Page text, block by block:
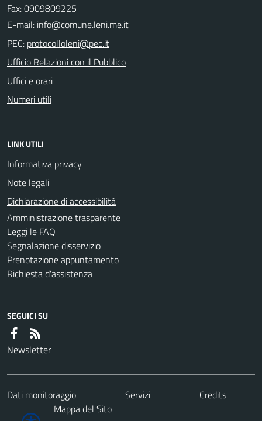
Fax: 0909809225
E-mail:
PEC:
Ufficio Relazioni con il Pubblico
Uffici e orari
Numeri utili
LINK UTILI
Informativa privacy
Note legali
Dichiarazione di accessibilità
Amministrazione trasparente
Leggi le FAQ
Segnalazione disservizio
Prenotazione appuntamento
Richiesta d'assistenza
SEGUICI SU
Newsletter
Dati monitoraggio Servizi
Credits
Mappa del Sito